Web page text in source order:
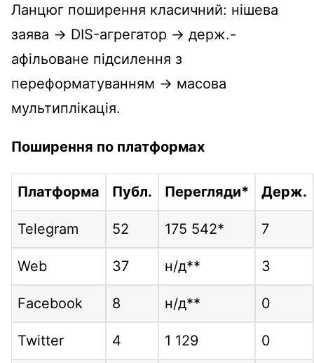
Ланцюг поширення класичний: нішева
заява → DIS-агрегатор → держ.-
афільоване підсилення з
переформатуванням → масова
мультиплікація.
Поширення по платформах
Платформа Публ. Перегляди* Держ.
Telegram 52 175 542* 7
Web 37 н/д** 3
Facebook 8 н/д** 0
Twitter 4 1 129 0